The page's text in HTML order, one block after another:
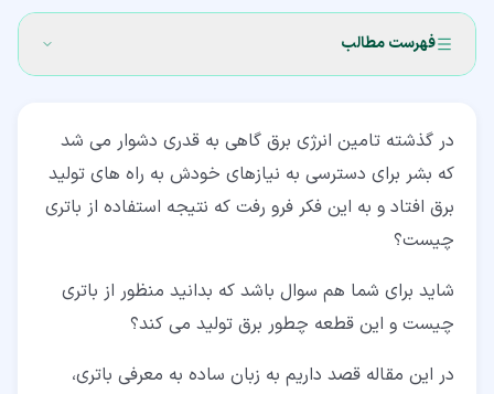
فهرست مطالب
۲‏- ظرفیت باتری چیست؟
۳‏- کاربرد باتری چیست؟
۴‏- انواع باتری
۴‏-‏۱‏- باتری روی-کربن
۴‏-‏۲‏- باتری آلکالاین
۴‏-‏۳‏- باتری لیتیومی
در گذشته تامین انرژی برق گاهی به قدری دشوار می شد
که بشر برای دسترسی به نیازهای خودش به راه های تولید
برق افتاد و به این فکر فرو رفت که نتیجه استفاده از باتری
چیست؟
شاید برای شما هم سوال باشد که بدانید منظور از باتری
چیست و این قطعه چطور برق تولید می کند؟
در این مقاله قصد داریم به زبان ساده به معرفی باتری،